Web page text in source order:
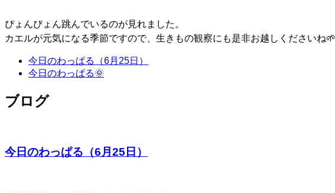
ぴょんぴょん跳んでいるのが見れました。
カエルが元気になる季節ですので、生きもの観察にも是非お越しくださいね🌱
今日のわっぱる（6月25日）
今日のわっぱる🌞
ブログ
今日のわっぱる（6月25日）